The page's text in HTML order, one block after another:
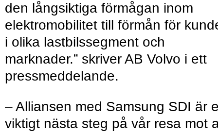
den långsiktiga förmågan inom
elektromobilitet till förmån för
i olika lastbilssegment och
marknader.” skriver AB Volvo i ett
pressmeddelande.
– Alliansen med Samsung SDI är
viktigt nästa steg på vår resa mot